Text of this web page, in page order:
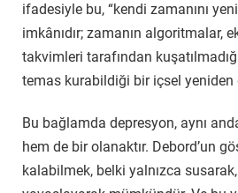
ifadesiyle bu, “kendi zamanını
imkânıdır; zamanın algoritmalar,
takvimleri tarafından
temas kurabildiği bir içsel yeniden
Bu bağlamda depresyon, aynı
hem de bir olanaktır. Debord’un
kalabilmek, belki yalnızca